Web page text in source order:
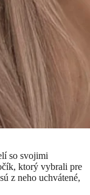
so svojimi
ktorý vybrali pre
z neho uchvátené,